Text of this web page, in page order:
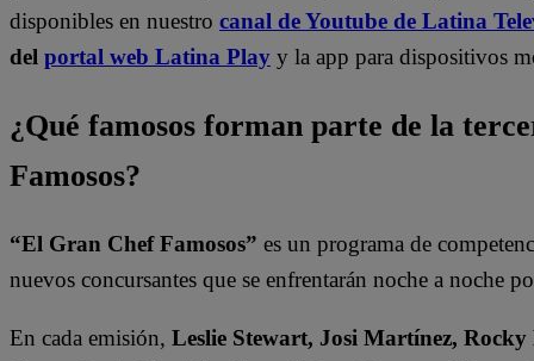
disponibles en nuestro canal de Youtube de Latina
del portal web Latina Play y la app para dispositivos
¿Qué famosos forman parte de la
Famosos?
“El Gran Chef Famosos” es un programa de
nuevos concursantes que se enfrentarán noche a noche
En cada emisión, Leslie Stewart, Josi Martínez, Rocky